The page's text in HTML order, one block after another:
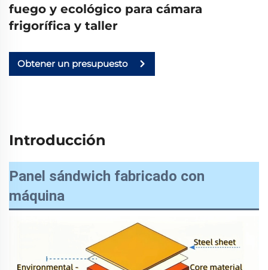
fuego y ecológico para cámara
frigorífica y taller
Obtener un presupuesto
Introducción
Panel sándwich fabricado con
máquina